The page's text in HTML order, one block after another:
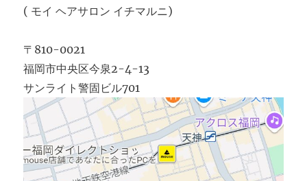
( モイ ヘアサロン イチマルニ)
〒810-0021
福岡市中央区今泉2-4-13
サンライト警固ビル701